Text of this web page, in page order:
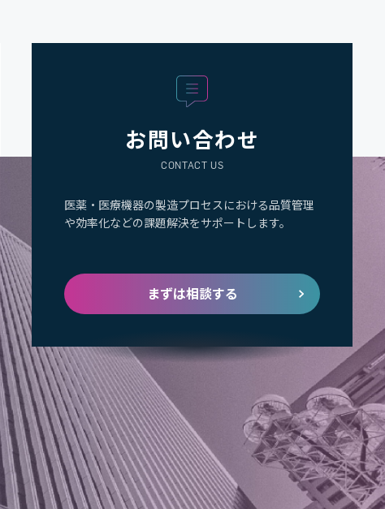
お問い合わせ
CONTACT US
医薬・医療機器の製造プロセスにおける品質管理
や効率化などの課題解決をサポートします。
まずは相談する